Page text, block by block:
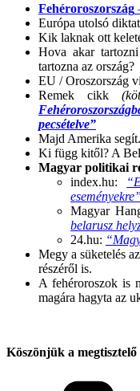
Fehéroroszország
Európa utolsó
Kik laknak ott
Hova akar
tartozna az ország?
EU / Oroszország
Remek cikk
pecsételve”
Majd Amerika
Ki függ kitől? A
Magyar politikai
index.hu:
eseményekre”
Magyar
belarusz
24.hu:
Megy a süketelés
részéről is.
A fehéroroszok is
magára hagyta az
Köszönjük a